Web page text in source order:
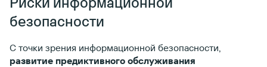
безопасности
С точки зрения информационной безопасности,
развитие предиктивного обслуживания